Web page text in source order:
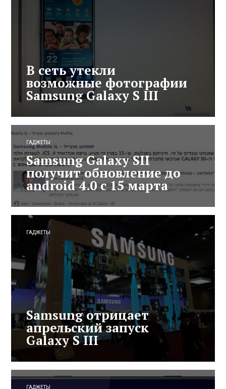
В сеть утекли
возможные фотографии
Samsung Galaxy S III
ГАДЖЕТЫ
Samsung Galaxy SII
получит обновление до
android 4.0 с 15 марта
ГАДЖЕТЫ
Samsung отрицает
апрельский запуск
Galaxy S III
ГАДЖЕТЫ